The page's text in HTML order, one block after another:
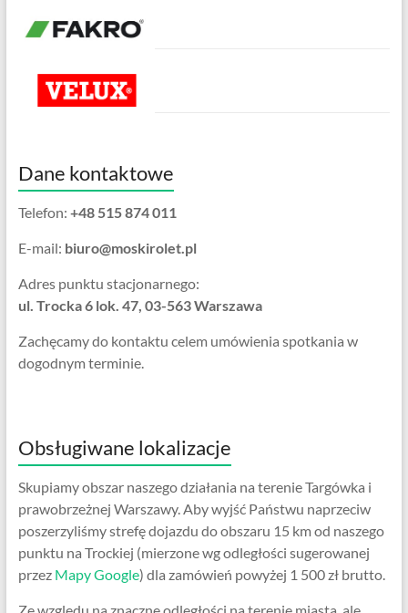
Dane kontaktowe
Telefon: +48 515 874 011
E-mail: biuro@moskirolet.pl
Adres punktu stacjonarnego:
ul. Trocka 6 lok. 47, 03-563 Warszawa
Zachęcamy do kontaktu celem umówienia spotkania w
dogodnym terminie.
Obsługiwane lokalizacje
Skupiamy obszar naszego działania na terenie Targówka i
prawobrzeżnej Warszawy. Aby wyjść Państwu naprzeciw
poszerzyliśmy strefę dojazdu do obszaru 15 km od naszego
punktu na Trockiej (mierzone wg odległości sugerowanej
przez Mapy Google) dla zamówień powyżej 1 500 zł brutto.